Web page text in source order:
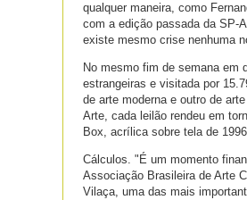
qualquer maneira, como
com a edição passada da SP-
existe mesmo crise nenhuma
No mesmo fim de semana em
estrangeiras e visitada por
de arte moderna e outro de
Arte, cada leilão rendeu em
Box, acrílica sobre tela de
Cálculos. "É um momento
Associação Brasileira de Arte
Vilaça, uma das mais